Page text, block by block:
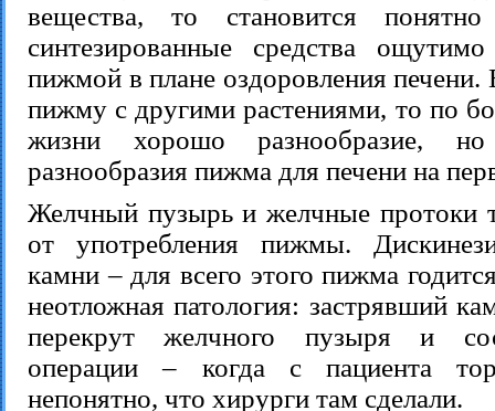
вещества, то становится
синтезированные средства
пижмой в плане оздоровления печени.
пижму с другими растениями, то по
жизни хорошо разнообразие,
разнообразия пижма для печени на
Желчный пузырь и желчные протоки
от употребления пижмы.
камни – для всего этого пижма
неотложная патология: застрявший
перекрут желчного пузыря и
операции – когда с пациента
непонятно, что хирурги там сделали.